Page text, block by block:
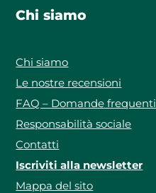
Chi siamo
Chi siamo
Le nostre recensioni
FAQ – Domande frequenti
Responsabilità sociale
Contatti
Iscriviti alla newsletter
Mappa del sito